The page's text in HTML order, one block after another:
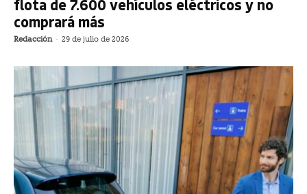
flota de 7.600 vehículos eléctricos y no
comprará más
Redacción - 29 de julio de 2026